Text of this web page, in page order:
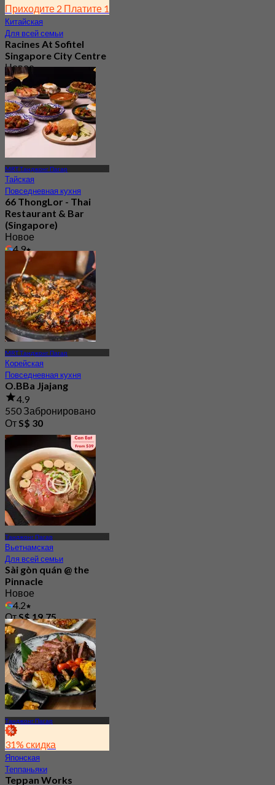
Приходите 2 Платите 1
Китайская
Для всей семьи
Racines At Sofitel
Singapore City Centre
Новое
4.2
ОтS$ 31.89
MRT Танджонг Пагар
Тайская
Повседневная кухня
66 ThongLor - Thai
Restaurant & Bar
(Singapore)
Новое
4.9
S$ 69.33
MRT Танджонг Пагар
Корейская
Повседневная кухня
O.BBa Jjajang
4.9
550 Забронировано
ОтS$ 30
Танджонг Пагар
Вьетнамская
Для всей семьи
Sài gòn quán @ the
Pinnacle
Новое
4.2
ОтS$ 19.75
Танджонг Пагар
31% скидка
Японская
Теппаньяки
Teppan Works